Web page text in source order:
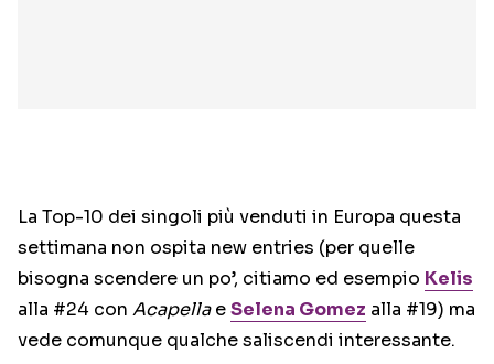
La Top-10 dei singoli più venduti in Europa questa
settimana non ospita new entries (per quelle
bisogna scendere un po’, citiamo ed esempio Kelis
alla #24 con AcapellaeSelena Gomez alla #19) ma
vede comunque qualche saliscendi interessante.